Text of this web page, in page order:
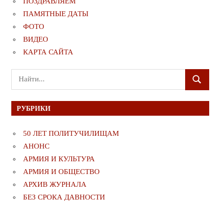
ПАМЯТНЫЕ ДАТЫ
ФОТО
ВИДЕО
КАРТА САЙТА
Поиск
для:
ПОИСК
РУБРИКИ
50 ЛЕТ ПОЛИТУЧИЛИЩАМ
АНОНС
АРМИЯ И КУЛЬТУРА
АРМИЯ И ОБЩЕСТВО
АРХИВ ЖУРНАЛА
БЕЗ СРОКА ДАВНОСТИ